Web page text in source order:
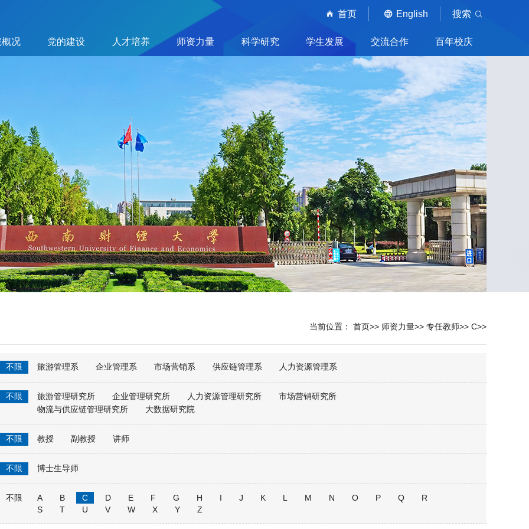
首页 English 搜索
况 党的建设 人才培养 师资力量 科学研究 学生发展 交流合作 百年校庆
当前位置： 首页>> 师资力量>> 专任教师>> C>>
不限 旅游管理系 企业管理系 市场营销系 供应链管理系 人力资源管理系
不限 旅游管理研究所 企业管理研究所 人力资源管理研究所
市场营销研究所
物流与供应链管理研究所
大数据研究院
不限 教授 副教授 讲师
不限 博士生导师
不限 A B C D E F G H I J K L M N O P Q
R
S
T U V W X Y Z